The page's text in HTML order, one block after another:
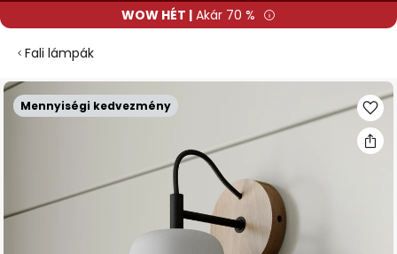
WOW HÉT | Akár 70 %
Fali lámpák
Mennyiségi kedvezmény
Ugrás